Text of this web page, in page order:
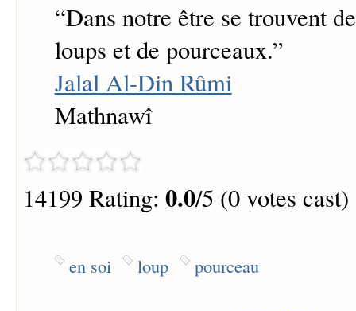
“Dans notre être se trouvent
loups et de pourceaux.”
Jalal Al-Din Rûmi
Mathnawî
14199 Rating: 0.0/5 (0 votes cast)
en soi loup pourceau